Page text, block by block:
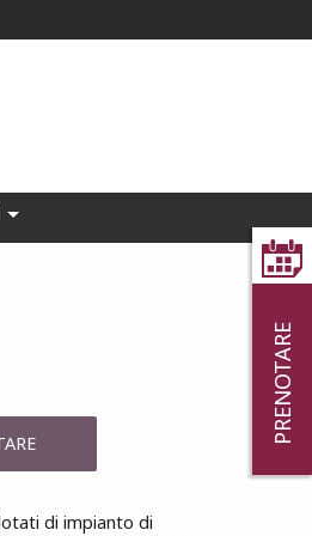
PRENOTARE
di impianto di